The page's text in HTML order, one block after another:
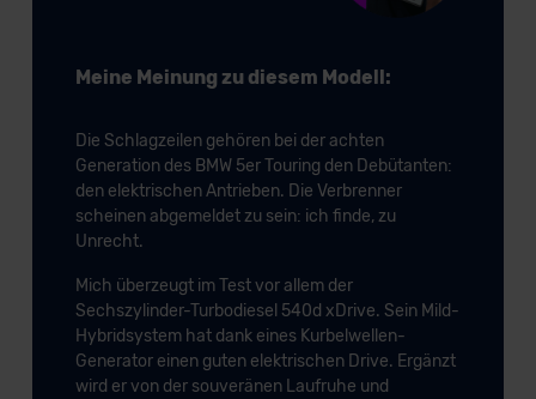
Meine Meinung zu diesem Modell:
Die Schlagzeilen gehören bei der achten
Generation des BMW 5er Touring den Debütanten:
den elektrischen Antrieben. Die Verbrenner
scheinen abgemeldet zu sein: ich finde, zu
Unrecht.
Mich überzeugt im Test vor allem der
Sechszylinder-Turbodiesel 540d xDrive. Sein Mild-
Hybridsystem hat dank eines Kurbelwellen-
Generator einen guten elektrischen Drive. Ergänzt
wird er von der souveränen Laufruhe und